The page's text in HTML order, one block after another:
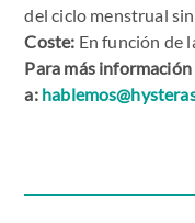
del ciclo menstrual
Coste: En función de
Para más
a: